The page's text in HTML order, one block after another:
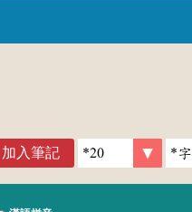
加入筆記